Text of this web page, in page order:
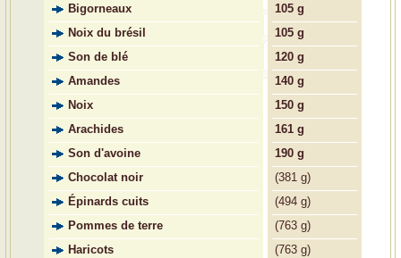
Bigorneaux
Noix du brésil
Son de blé
Amandes
Noix
Arachides
Son d'avoine
Chocolat noir
Épinards cuits
Pommes de terre
Haricots
105 g
105 g
120 g
140 g
150 g
161 g
190 g
(381 g)
(494 g)
(763 g)
(763 g)